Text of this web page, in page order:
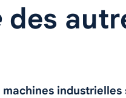
des
industrielles